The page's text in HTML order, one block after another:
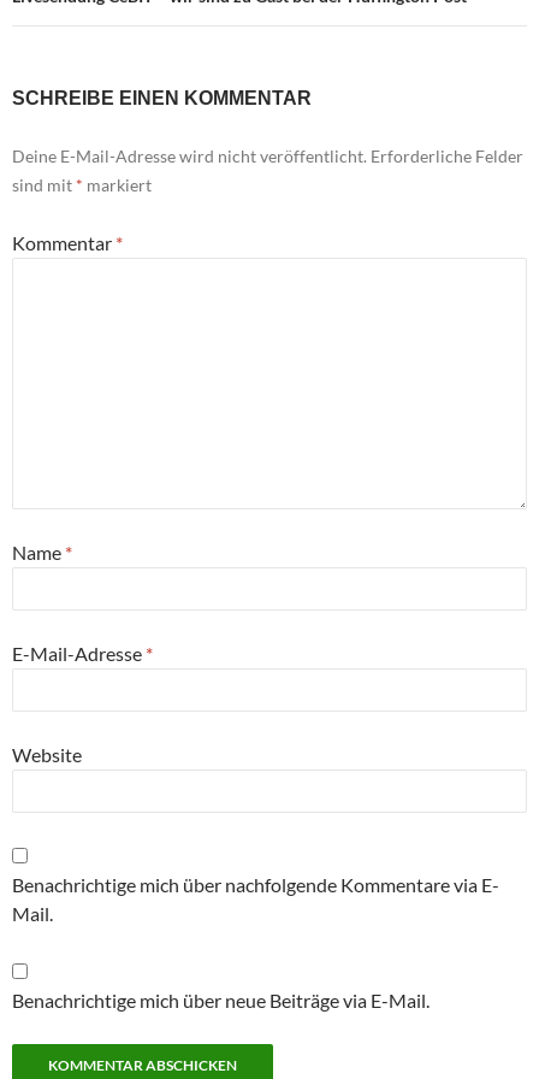
SCHREIBE EINEN KOMMENTAR
Deine E-Mail-Adresse wird nicht veröffentlicht. Erforderliche Felder
sind mit * markiert
Kommentar *
Name *
E-Mail-Adresse *
Website
Benachrichtige mich über nachfolgende Kommentare via E-
Mail.
Benachrichtige mich über neue Beiträge via E-Mail.